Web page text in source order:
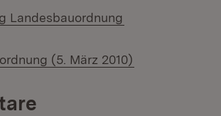
Landesbauordnung
(5. März 2010)